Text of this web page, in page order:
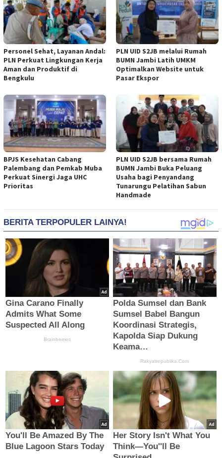
Personel Sehat, Layanan Andal:
PLN Perkuat Lingkungan Kerja
Aman dan Produktif di
Bengkulu
PLN UID S2JB melalui Rumah
BUMN Jambi Latih UMKM
Optimalkan Website untuk
Pasar Ekspor
BPJS Kesehatan Cabang
Palembang dan Pemkab Muba
Perkuat Sinergi Jaga UHC
Prioritas
PLN UID S2JB bersama Rumah
BUMN Jambi Buka Peluang
Usaha bagi Penyandang
Tunarungu Pelatihan Sabun
Handmade